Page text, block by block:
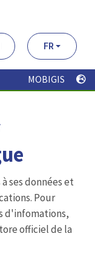
FR
MOBIGIS
ses données et
Pour
d'infomations,
officiel de la